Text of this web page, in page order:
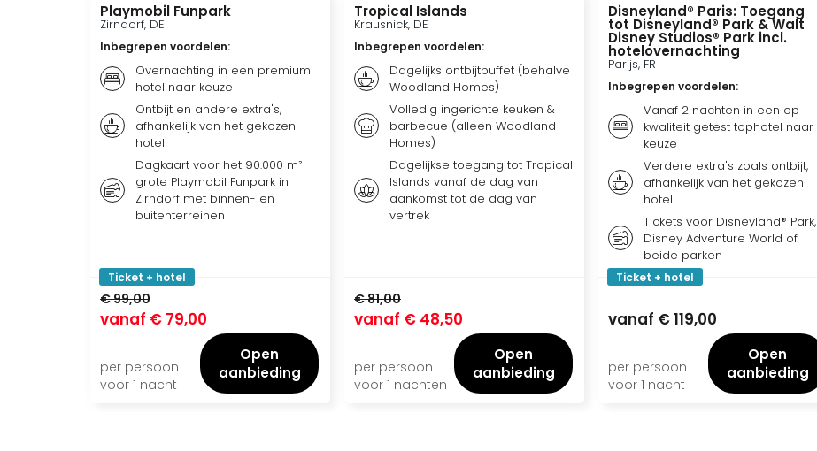
Playmobil Funpark
Zirndorf, DE
Inbegrepen voordelen:
Overnachting in een premium
hotel naar keuze
Ontbijt en andere extra's,
afhankelijk van het gekozen
hotel
Dagkaart voor het 90.000 m²
grote Playmobil Funpark in
Zirndorf met binnen- en
buitenterreinen
Ticket + hotel
€ 99,00
vanaf € 79,00
per persoon
voor 1 nacht
Open
aanbieding
Tropical Islands
Krausnick, DE
Inbegrepen voordelen:
Dagelijks ontbijtbuffet (behalve
Woodland Homes)
Volledig ingerichte keuken &
barbecue (alleen Woodland
Homes)
Dagelijkse toegang tot Tropical
Islands vanaf de dag van
aankomst tot de dag van
vertrek
€ 81,00
vanaf € 48,50
per persoon
voor 1 nachten
Open
aanbieding
Disneyland® Paris: Toegang
tot Disneyland® Park & Walt
Disney Studios® Park incl.
hotelovernachting
Parijs, FR
Inbegrepen voordelen:
Vanaf 2 nachten in een op
kwaliteit getest tophotel naar
keuze
Verdere extra's zoals ontbijt,
afhankelijk van het gekozen
hotel
Tickets voor Disneyland® Park,
Disney Adventure World of
beide parken
Ticket + hotel
vanaf € 119,00
per persoon
voor 1 nacht
Open
aanbieding